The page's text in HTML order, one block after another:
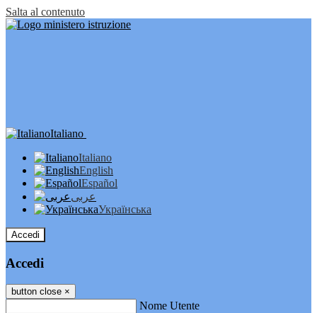
Salta al contenuto
Italiano
Italiano
English
Español
عربى
Українська
Accedi
Accedi
button close ×
Nome Utente